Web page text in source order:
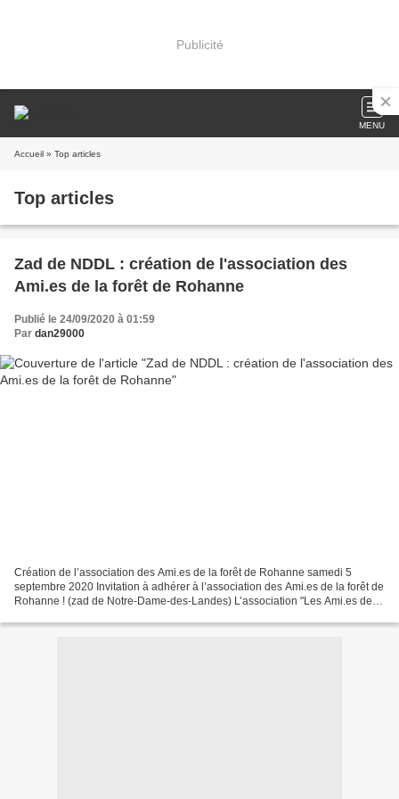
Publicité
MENU
Accueil » Top articles
Top articles
Zad de NDDL : création de l'association des
Ami.es de la forêt de Rohanne
Publié le 24/09/2020 à 01:59
Par dan29000
Création de l’association des Ami.es de la forêt de Rohanne samedi 5
septembre 2020 Invitation à adhérer à l’association des Ami.es de la forêt de
Rohanne ! (zad de Notre-Dame-des-Landes) L’association "Les Ami.es de la